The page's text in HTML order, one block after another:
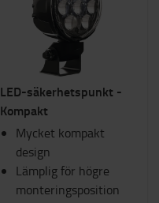
LED-säkerhetspunkt -
Kompakt
Mycket kompakt
design
Lämplig för högre
monteringsposition